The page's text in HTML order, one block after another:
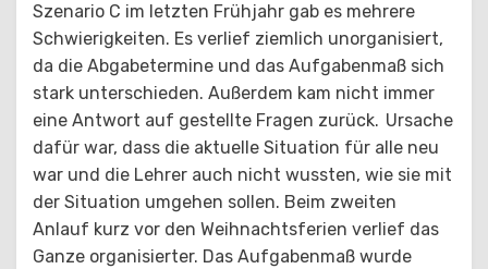
Szenario C im letzten Frühjahr gab es mehrere
Schwierigkeiten. Es verlief ziemlich unorganisiert,
da die Abgabetermine und das Aufgabenmaß sich
stark unterschieden. Außerdem kam nicht immer
eine Antwort auf gestellte Fragen zurück. Ursache
dafür war, dass die aktuelle Situation für alle neu
war und die Lehrer auch nicht wussten, wie sie mit
der Situation umgehen sollen. Beim zweiten
Anlauf kurz vor den Weihnachtsferien verlief das
Ganze organisierter. Das Aufgabenmaß wurde